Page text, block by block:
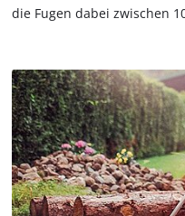
die Fugen dabei zwischen